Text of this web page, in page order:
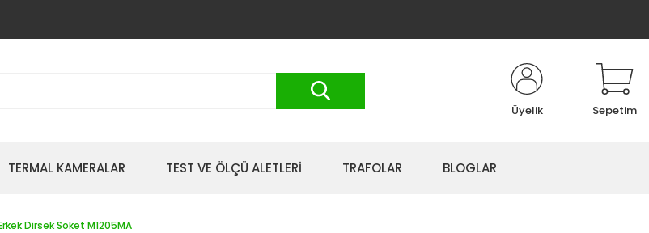
Üyelik Sepetim
TERMAL KAMERALAR TEST VE ÖLÇÜ ALETLERİ TRAFOLAR BLOGLAR
Dirsek Soket M1205MA